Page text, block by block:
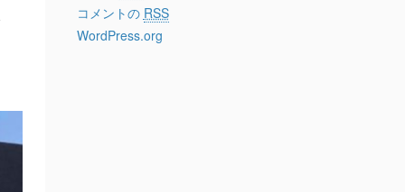
コメントの RSS
WordPress.org